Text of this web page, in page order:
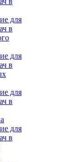
для
в
для
в
для
в
для
в